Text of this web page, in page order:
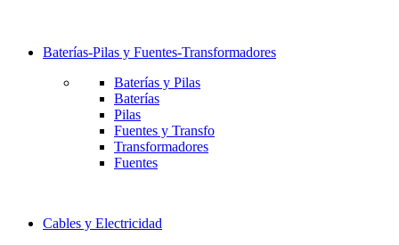
Baterías-Pilas y Fuentes-Transformadores
Baterías y Pilas
Baterías
Pilas
Fuentes y Transfo
Transformadores
Fuentes
Cables y Electricidad